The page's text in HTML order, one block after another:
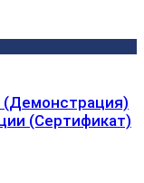
(Демонстрация)
(Сертификат)